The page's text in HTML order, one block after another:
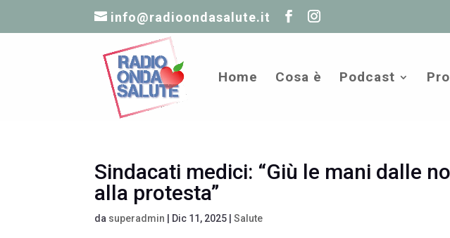
info@radioondasalute.it
Home Cosa è Podcast
Sindacati medici: “Giù le mani dalle
alla protesta”
da superadmin Dic 11, 2025 |Salute